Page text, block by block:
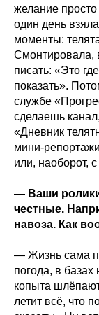
желание
один день
моменты:
Смонтировала,
писать: «Это
показать».
службе
сделаешь
«Дневник
или, наоборот,
— Ваши
честные.
навоза. Как
— Жизнь сама
погода, в базах
копыта
летит всё, что